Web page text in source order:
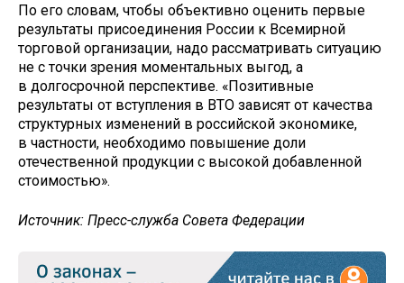
По его словам, чтобы объективно оценить первые
результаты присоединения России к Всемирной
торговой организации, надо рассматривать ситуацию
не с точки зрения моментальных выгод, а
в долгосрочной перспективе. «Позитивные
результаты от вступления в ВТО зависят от качества
структурных изменений в российской экономике,
в частности, необходимо повышение доли
отечественной продукции с высокой добавленной
стоимостью».
Источник: Пресс-служба Совета Федерации